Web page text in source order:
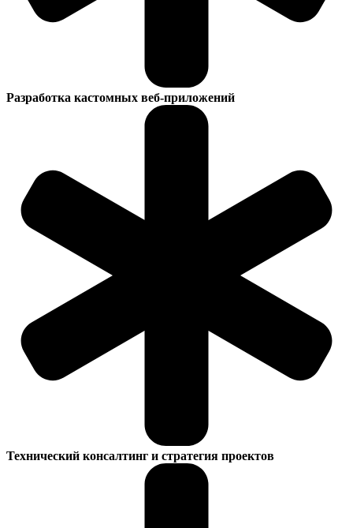
Разработка кастомных веб-приложений
Технический консалтинг и стратегия проектов